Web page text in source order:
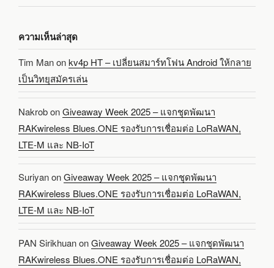
ความเห็นล่าสุด
Tim Manonkv4p HT – เปลี่ยนสมาร์ทโฟน Android ให้กลาย
เป็นวิทยุสมัครเล่น
NakrobonGiveaway Week 2025 – แจกชุดพัฒนา
RAKwireless Blues.ONE รองรับการเชื่อมต่อ LoRaWAN,
LTE-M และ NB-IoT
SuriyanonGiveaway Week 2025 – แจกชุดพัฒนา
RAKwireless Blues.ONE รองรับการเชื่อมต่อ LoRaWAN,
LTE-M และ NB-IoT
PAN SirikhuanonGiveaway Week 2025 – แจกชุดพัฒนา
RAKwireless Blues.ONE รองรับการเชื่อมต่อ LoRaWAN,